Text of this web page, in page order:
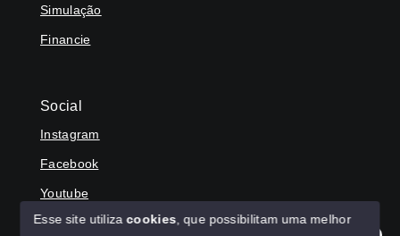
Simulação
Financie
Social
Instagram
Facebook
Youtube
Esse site utilizacookies , que possibilitam uma melhor